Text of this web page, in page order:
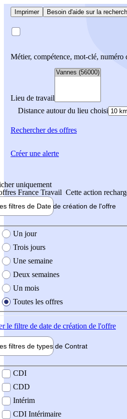
Imprimer Besoin d'aide sur la
Métier, compétence, mot-clé, numéro
Lieu de travail
Distance autour du lieu choisi
Rechercherdes offres
uniquement
France Travail Cette action
filtres de Date de création de l'offre
création de l'offre
Un jour
Trois jours
Une semaine
Deux semaines
Un mois
Toutes les offres
le filtre de date de création de l'offre
filtres de types de Contrat
contrat
CDI
CDD
Intérim
CDI Intérimaire
Créer une alerte